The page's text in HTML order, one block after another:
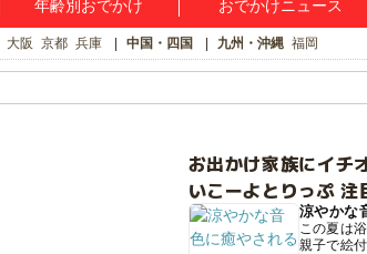
年齢別おでかけ おでかけニュース
大阪 京都 兵庫 中国・四国 九州・沖縄 福岡
お出かけ家族にイチ
いこーよとりっぷ 注
涼やかな
この夏は
親子で絵